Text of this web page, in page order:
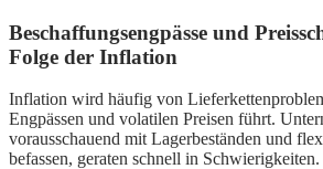
Beschaffungsengpässe und
Folge der Inflation
Inflation wird häufig von
Engpässen und volatilen Preisen führt.
vorausschauend mit Lagerbeständen und
befassen, geraten schnell in